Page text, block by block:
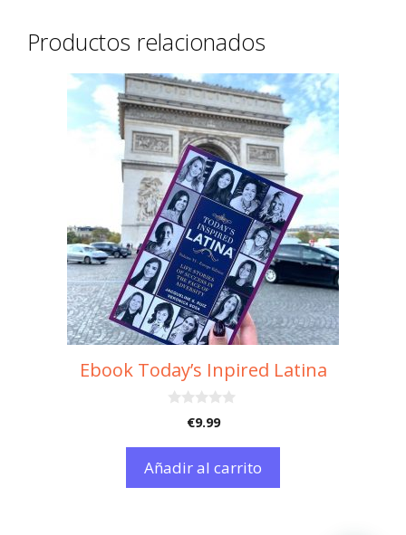
Productos relacionados
Ebook Today’s Inpired Latina
€9.99
Añadir al carrito